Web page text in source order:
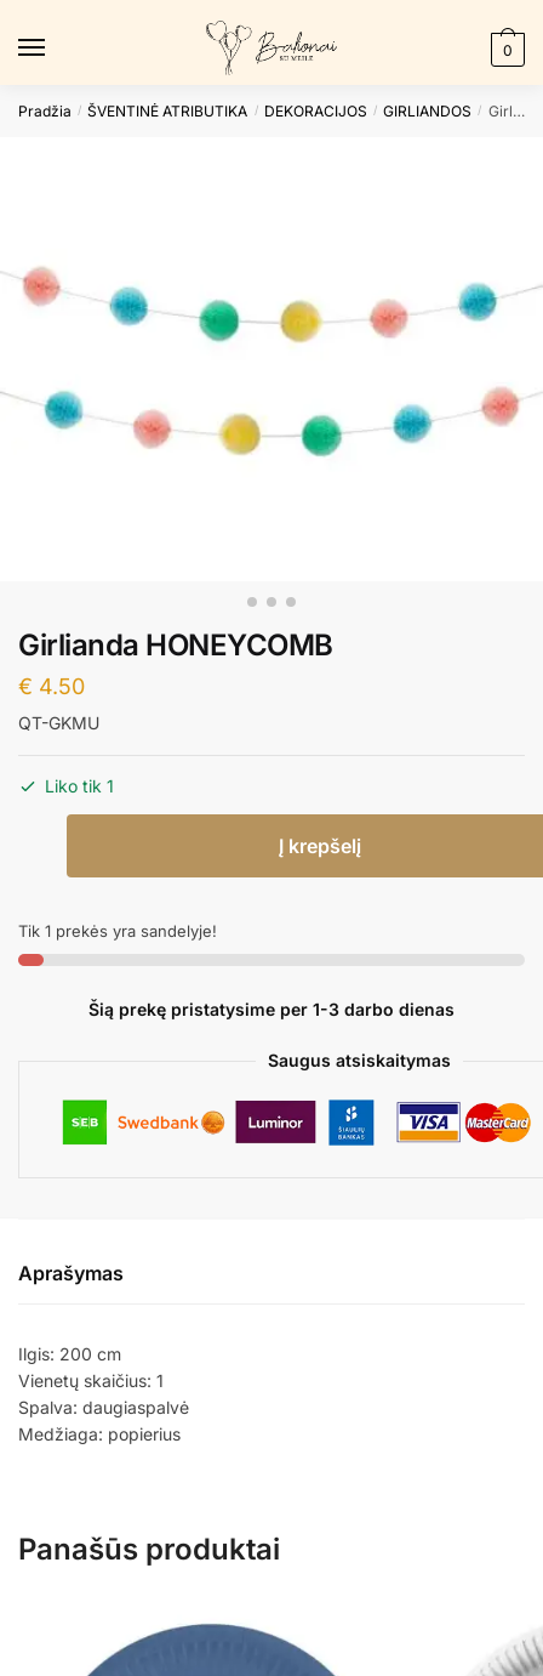
0
Pradžia / ŠVENTINĖ ATRIBUTIKA / DEKORACIJOS / GIRLIANDOS / Girlianda HONEYCOMB
Girlianda HONEYCOMB
€ 4.50
QT-GKMU
Liko tik 1
Į krepšelį
Tik 1 prekės yra sandelyje!
Šią prekę pristatysime per 1-3 darbo dienas
Saugus atsiskaitymas
Aprašymas
Ilgis: 200 cm
Vienetų skaičius: 1
Spalva: daugiaspalvė
Medžiaga: popierius
Panašūs produktai